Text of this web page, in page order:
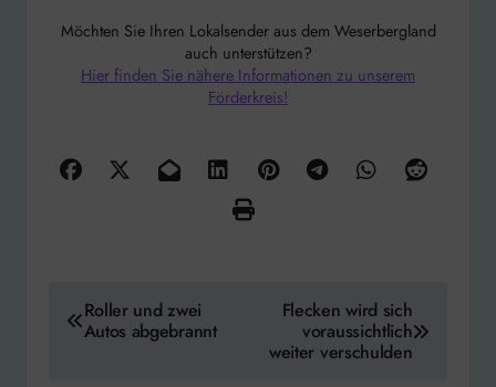
Möchten Sie Ihren Lokalsender aus dem Weserbergland
auch unterstützen?
Hier finden Sie nähere Informationen zu unserem
Förderkreis!
Beitragsnavigation
Roller und zwei
Autos abgebrannt
Flecken wird sich
voraussichtlich
weiter verschulden